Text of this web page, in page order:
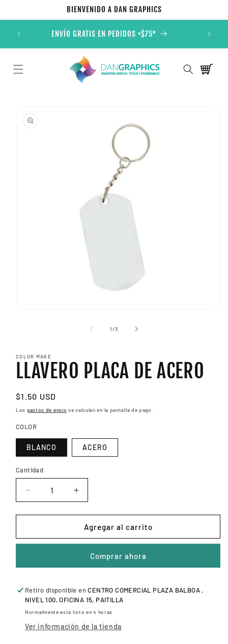
al contenido
BIENVENIDO A DAN GRAPHICS
ENVÍO GRATIS EN PEDIDOS +$75*
Carrito
información
ventana
modal
1/de
3
COLOR MAKE
LLAVERO PLACA DE ACERO
Precio
habitual
$1.50 USD
Los gastos de envío se calculan en la pantalla de pago.
COLOR
BLANCO ACERO
Cantidad
Reducir
cantidad
para
PLACA
Aumentar
cantidad
para
LLAVERO
PLACA
ACERO
Agregar al carrito
Comprar ahora
Retiro disponible enCENTRO COMERCIAL PLAZA BALBOA ,
NIVEL 100, OFICINA 15, PAITILLA
Normalmente está listo en 4 horas
Ver información de la tienda